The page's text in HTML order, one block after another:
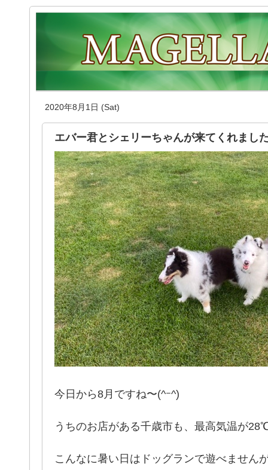
2020年8月1日 (Sat)
エバー君とシェリーちゃんが来てくれまし
今日から8月ですね〜(^ｰ^)
うちのお店がある千歳市も、最高気温が
こんなに暑い日はドッグランで遊べません